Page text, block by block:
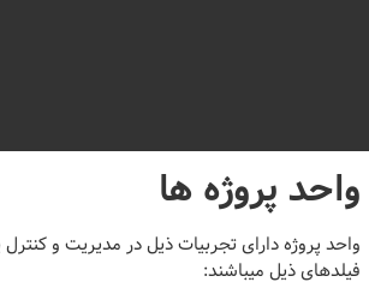
واحد پروژه ها
فیلدهای ذیل میباشند: